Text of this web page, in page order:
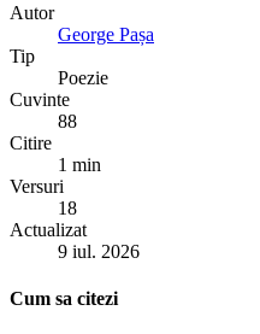
Autor
George Pașa
Tip
Poezie
Cuvinte
88
Citire
1 min
Versuri
18
Actualizat
9 iul. 2026
Cum sa citezi